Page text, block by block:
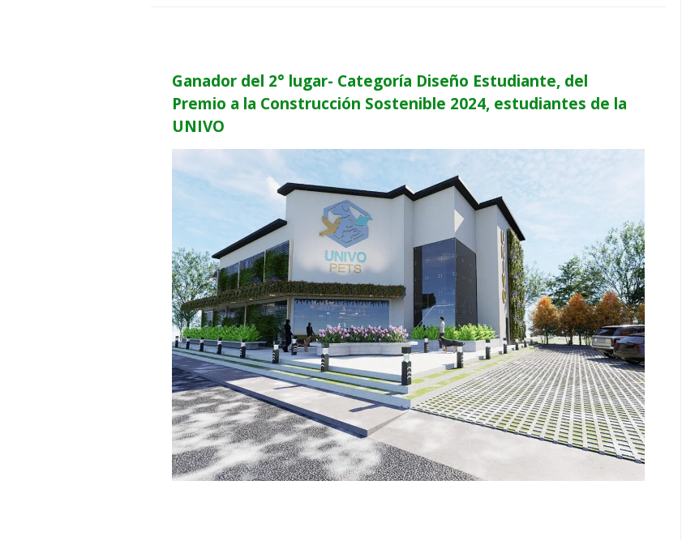
Ganador del 2° lugar- Categoría Diseño Estudiante, del
Premio a la Construcción Sostenible 2024, estudiantes de la
UNIVO